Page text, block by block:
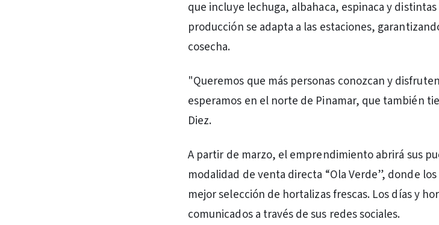
que incluye lechuga, albahaca, espinaca y
producción se adapta a las estaciones,
cosecha.
"Queremos que más personas conozcan y
esperamos en el norte de Pinamar, que también
Diez.
A partir de marzo, el emprendimiento abrirá sus
modalidad de venta directa “Ola Verde”, donde
mejor selección de hortalizas frescas. Los días y
comunicados a través de sus redes sociales.